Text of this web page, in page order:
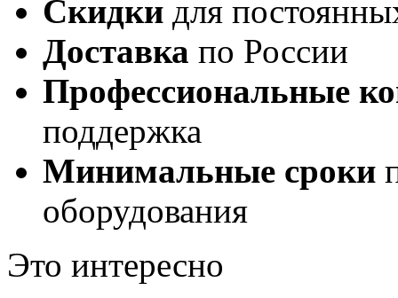
Скидки для
Доставка по России
Профессиональные
поддержка
Минимальные сроки
оборудования
Это интересно